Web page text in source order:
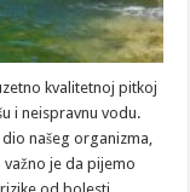
kvalitetnoj pitkoj
i neispravnu vodu.
našeg organizma,
je da pijemo